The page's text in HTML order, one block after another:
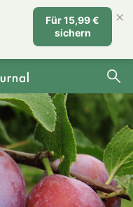
Für 15,99 €
sichern
×